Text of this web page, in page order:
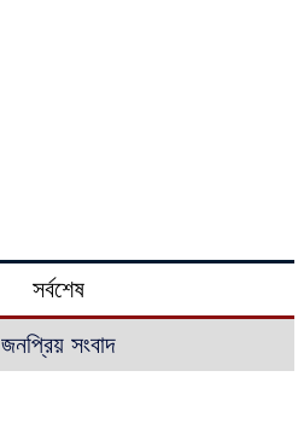
সর্বশেষ
জনপ্রিয় সংবাদ